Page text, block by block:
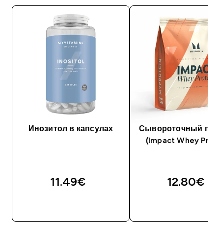
Инозитол в капсулах
11.49€‎
Сывороточный
(Impact Whey
12.80€‎